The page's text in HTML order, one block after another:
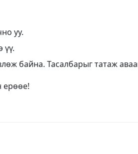
уу.
үү.
байна. Тасалбарыг татаж
ерөөе!